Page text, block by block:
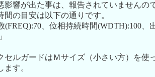
影響が出た事は、報告されていませんの
間の目安は以下の通りです。
(FREQ):70、位相持続時間(WDTH):100、
セルガードはＭサイズ（小さい方）を使
す。